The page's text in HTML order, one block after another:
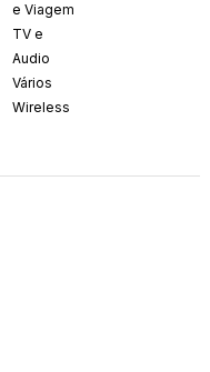
e Viagem
TV e
Audio
Vários
Wireless